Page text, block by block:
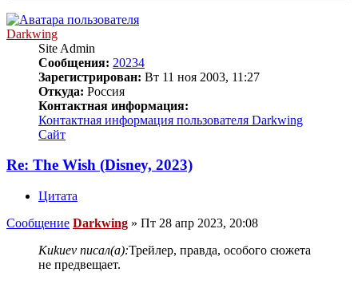
Darkwing
Site Admin
Сообщения: 20234
Зарегистрирован: Вт 11 ноя 2003, 11:27
Откуда: Россия
Контактная информация:
Контактная информация пользователя Darkwing
Сайт
Re: The Wish (Disney, 2023)
Цитата
Сообщение Darkwing » Пт 28 апр 2023, 20:08
Kukuev писал(а):Трейлер, правда, особого сюжета
не предвещает.